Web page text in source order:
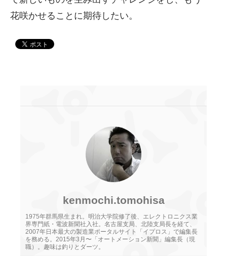
花咲かせることに期待したい。
kenmochi.tomohisa
1975年群馬県生まれ。明治大学院修了後、エレクトロニクス業
界専門紙・電波新聞社入社。名古屋支局、北陸支局長を経て、
2007年日本最大の製造業ポータルサイト「イプロス」で編集長
を務める。2015年3月〜「オートメーション新聞」編集長（現
職）。趣味は釣りとダーツ。